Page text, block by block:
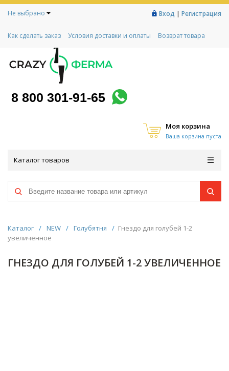
Не выбрано Вход | Регистрация
Как сделать заказ Условия доставки и оплаты
Возврат товара
Контакты
Социальный контракт
Любимая ферма
8 800 301-91-65
Моя корзина
Ваша корзина пуста
Каталог товаров
Каталог / NEW / Голубятня / Гнездо для голубей 1-2
увеличенное
ГНЕЗДО ДЛЯ ГОЛУБЕЙ 1-2 УВЕЛИЧЕННОЕ